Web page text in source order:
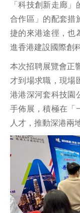
「科技創新走廊
合作區」的配套措
捷的來港途徑，也
進香港建設國際創
本次招聘展覽會正
才到場求職，現場
港港深河套科技園
手佈展，積極在「
人才，推動深港兩